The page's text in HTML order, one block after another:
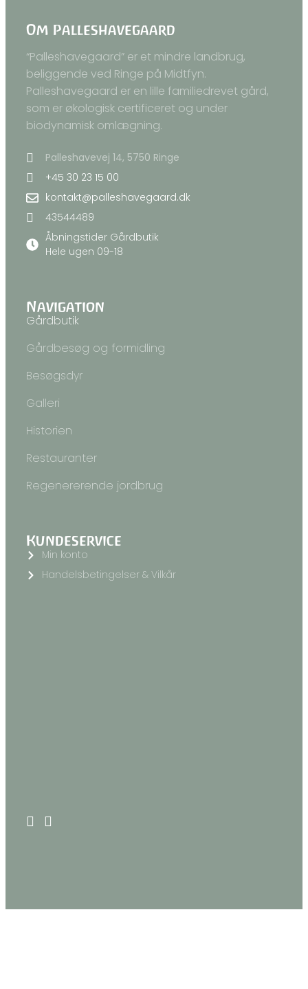
Om Palleshavegaard
“Palleshavegaard” er et mindre landbrug,
beliggende ved Ringe på Midtfyn.
Palleshavegaard er en lille familiedrevet gård,
som er økologisk certificeret og under
biodynamisk omlægning.
Palleshavevej 14, 5750 Ringe
+45 30 23 15 00
kontakt@palleshavegaard.dk
43544489
Åbningstider Gårdbutik
Hele ugen 09-18
Navigation
Gårdbutik
Gårdbesøg og formidling
Besøgsdyr
Galleri
Historien
Restauranter
Regenererende jordbrug
Kundeservice
Min konto
Handelsbetingelser & Vilkår